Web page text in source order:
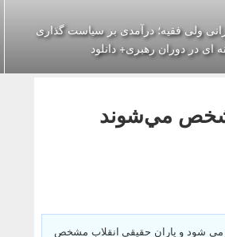
ولی فقیه؛ درآمدی بر سیاست گذاری
ای در دوران رهبری+ دانلود
مشخص مي‌شوند
مي شود و ياران حقيقي انقلاب مشخص